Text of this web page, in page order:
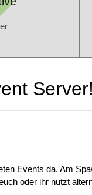
Server!
Events da. Am
oder ihr nutzt